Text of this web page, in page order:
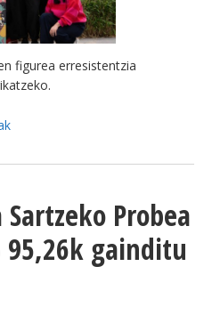
figurea erresistentzia
Probea
gainditu